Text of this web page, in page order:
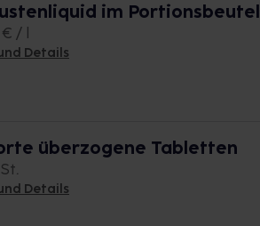
im Portionsbeutel
/ l
Details
überzogene Tabletten
Details